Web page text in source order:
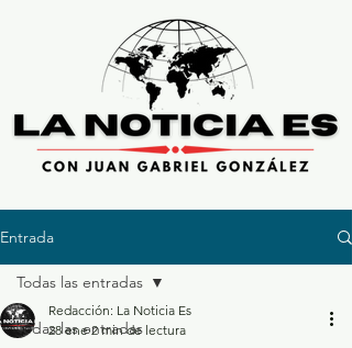
Entrada
Todas las entradas
Todas las entradas
Redacción: La Noticia Es
28 ene 2 min de lectura